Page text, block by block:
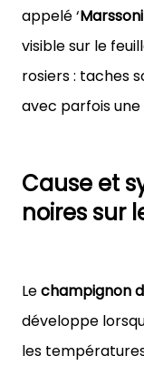
appelé ‘
visible sur le
rosiers : taches
avec parfois
Cause et
noires sur
Lechampignon
développe
les